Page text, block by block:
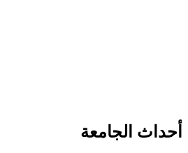
أحداث الجامعة